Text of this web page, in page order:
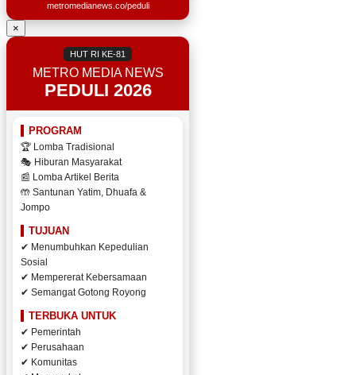
metromedianews.co/peduli
×
HUT RI KE-81
METRO MEDIA NEWS
PEDULI 2026
PROGRAM
🏆 Lomba Tradisional
🎭 Hiburan Masyarakat
📰 Lomba Artikel Berita
🤲 Santunan Yatim, Dhuafa &
Jompo
TUJUAN
✔ Menumbuhkan Kepedulian
Sosial
✔ Mempererat Kebersamaan
✔ Semangat Gotong Royong
TERBUKA UNTUK
✔ Pemerintah
✔ Perusahaan
✔ Komunitas